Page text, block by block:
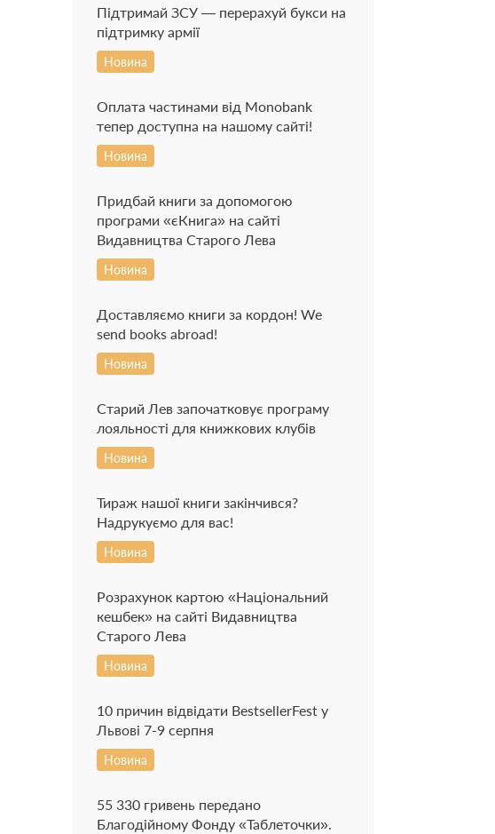
Підтримай ЗСУ — перерахуй букси на
підтримку армії
Новина
Оплата частинами від Monobank
тепер доступна на нашому сайті!
Новина
Придбай книги за допомогою
програми «єКнига» на сайті
Видавництва Старого Лева
Новина
Доставляємо книги за кордон! We
send books abroad!
Новина
Старий Лев започатковує програму
лояльності для книжкових клубів
Новина
Тираж нашої книги закінчився?
Надрукуємо для вас!
Новина
Розрахунок картою «Національний
кешбек» на сайті Видавництва
Старого Лева
Новина
10 причин відвідати BestsellerFest у
Львові 7-9 серпня
Новина
55 330 гривень передано
Благодійному Фонду «Таблеточки».